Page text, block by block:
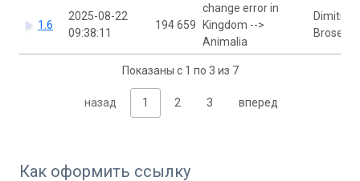
1.6
2025-08-22
09:38:11
194 659
change error in
Kingdom -->
Animalia
Dimitri
Brosens
Показаны с 1 по 3 из 7
назад 1 2 3 вперед
Как оформить ссылку